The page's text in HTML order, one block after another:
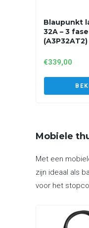
Blaupunkt
32A – 3
(A3P32AT2)
€339,00
Mobiele
Met een
zijn ideaal als
voor het